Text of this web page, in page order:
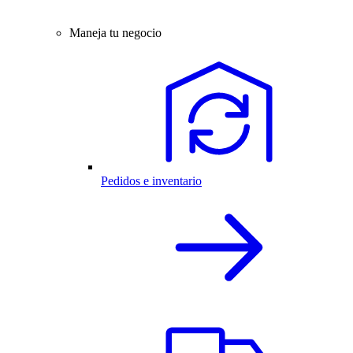
Maneja tu negocio
Pedidos e inventario